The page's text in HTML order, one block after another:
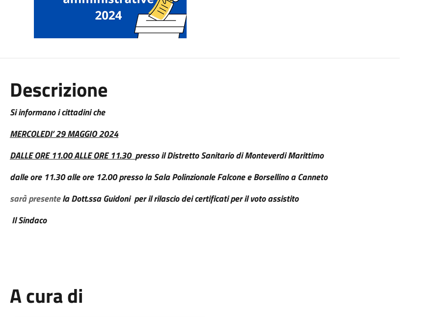
Descrizione
Si informano i cittadini che
MERCOLEDI’ 29 MAGGIO 2024
DALLE ORE 11.00 ALLE ORE 11.30 presso il Distretto Sanitario di Monteverdi Marittimo
dalle ore 11.30 alle ore 12.00 presso la Sala Polinzionale Falcone e Borsellino a Canneto
sarà presentela Dott.ssa Guidoni per il rilascio dei certificati per il voto assistito
Il Sindaco
A cura di